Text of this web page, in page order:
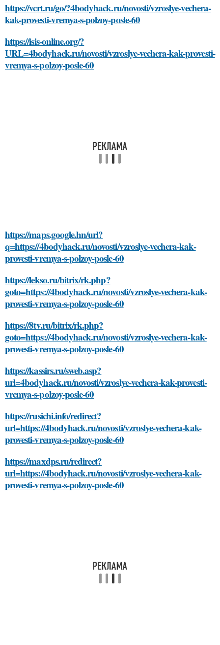
https://vcrt.ru/go/?4bodyhack.ru/novosti/vzroslye-vechera-
kak-provesti-vremya-s-polzoy-posle-60
https://isis-online.org/?
URL=4bodyhack.ru/novosti/vzroslye-vechera-kak-provesti-
vremya-s-polzoy-posle-60
https://maps.google.hn/url?
q=https://4bodyhack.ru/novosti/vzroslye-vechera-kak-
provesti-vremya-s-polzoy-posle-60
https://lekso.ru/bitrix/rk.php?
goto=https://4bodyhack.ru/novosti/vzroslye-vechera-kak-
provesti-vremya-s-polzoy-posle-60
https://8tv.ru/bitrix/rk.php?
goto=https://4bodyhack.ru/novosti/vzroslye-vechera-kak-
provesti-vremya-s-polzoy-posle-60
https://kassirs.ru/sweb.asp?
url=4bodyhack.ru/novosti/vzroslye-vechera-kak-provesti-
vremya-s-polzoy-posle-60
https://rusichi.info/redirect?
url=https://4bodyhack.ru/novosti/vzroslye-vechera-kak-
provesti-vremya-s-polzoy-posle-60
https://maxdps.ru/redirect?
url=https://4bodyhack.ru/novosti/vzroslye-vechera-kak-
provesti-vremya-s-polzoy-posle-60